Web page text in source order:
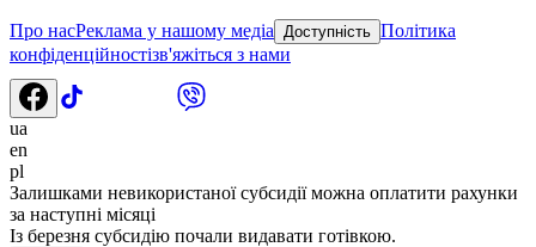
Про насРеклама у нашому медіа Доступність Політика
конфіденційностізв'яжіться з нами
ua
en
pl
Залишками невикористаної субсидії можна оплатити рахунки
за наступні місяці
Із березня субсидію почали видавати готівкою.